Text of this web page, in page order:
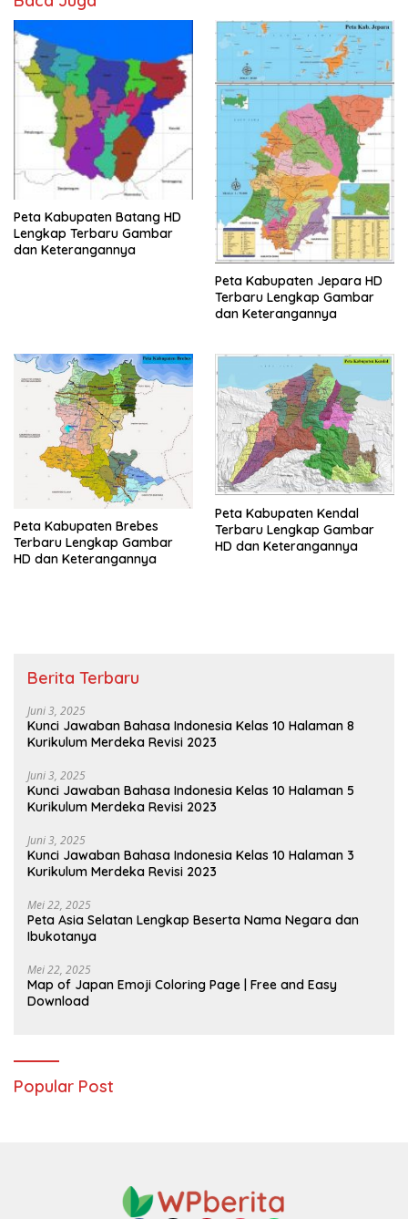
Peta Kabupaten Batang HD
Lengkap Terbaru Gambar
dan Keterangannya
Peta Kabupaten Jepara HD
Terbaru Lengkap Gambar
dan Keterangannya
Peta Kabupaten Brebes
Terbaru Lengkap Gambar
HD dan Keterangannya
Peta Kabupaten Kendal
Terbaru Lengkap Gambar
HD dan Keterangannya
Berita Terbaru
Juni 3, 2025
Kunci Jawaban Bahasa Indonesia Kelas 10 Halaman 8
Kurikulum Merdeka Revisi 2023
Juni 3, 2025
Kunci Jawaban Bahasa Indonesia Kelas 10 Halaman 5
Kurikulum Merdeka Revisi 2023
Juni 3, 2025
Kunci Jawaban Bahasa Indonesia Kelas 10 Halaman 3
Kurikulum Merdeka Revisi 2023
Mei 22, 2025
Peta Asia Selatan Lengkap Beserta Nama Negara dan
Ibukotanya
Mei 22, 2025
Map of Japan Emoji Coloring Page | Free and Easy
Download
Popular Post